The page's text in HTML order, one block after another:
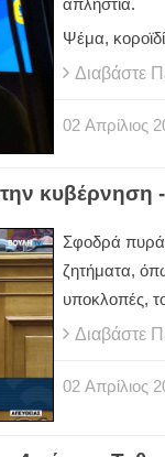
απληστία.
Ψέμα,
Διαβάστε
02 Απρίλιος
κυβέρνηση
Σφοδρά πυρά
ζητήματα,
υποκλοπές,
Διαβάστε
02 Απρίλιος